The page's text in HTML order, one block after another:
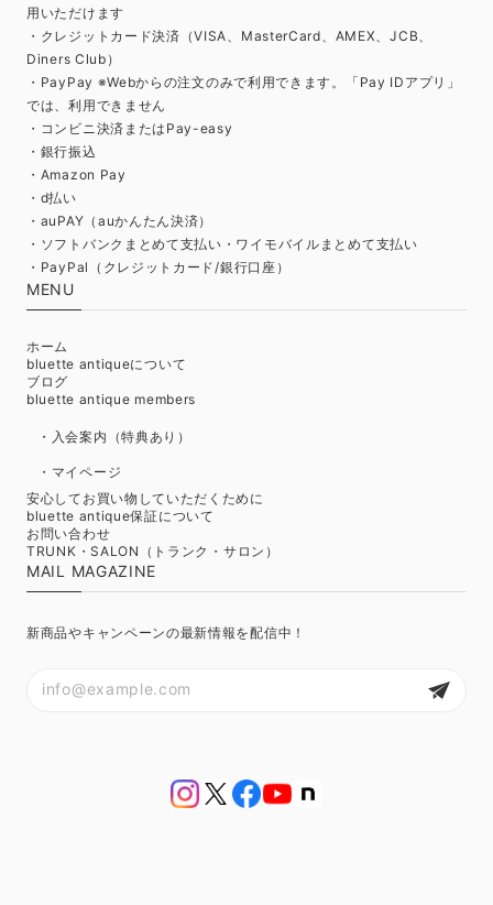
用いただけます
・クレジットカード決済（VISA、MasterCard、AMEX、JCB、
Diners Club）
・PayPay ※Webからの注文のみで利用できます。「Pay IDアプリ」
では、利用できません
・コンビニ決済またはPay-easy
・銀行振込
・Amazon Pay
・d払い
・auPAY（auかんたん決済）
・ソフトバンクまとめて支払い・ワイモバイルまとめて支払い
・PayPal（クレジットカード/銀行口座）
MENU
ホーム
bluette antiqueについて
ブログ
bluette antique members
・入会案内（特典あり）
・マイページ
安心してお買い物していただくために
bluette antique保証について
お問い合わせ
TRUNK・SALON（トランク・サロン）
MAIL MAGAZINE
新商品やキャンペーンの最新情報を配信中！